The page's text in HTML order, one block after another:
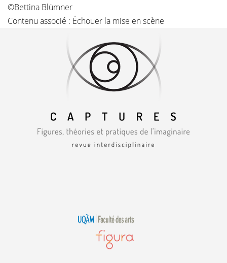
©Bettina Blümner
Contenu associé : Échouer la mise en scène